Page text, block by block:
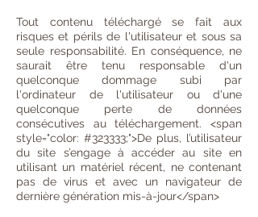
Tout contenu téléchargé se fait aux
risques et périls de l'utilisateur et sous sa
seule responsabilité. En conséquence, ne
saurait être tenu responsable d'un
quelconque dommage subi par
l'ordinateur de l'utilisateur ou d'une
quelconque perte de données
consécutives au téléchargement. <span
style="color: #323333;">De plus, l’utilisateur
du site s’engage à accéder au site en
utilisant un matériel récent, ne contenant
pas de virus et avec un navigateur de
dernière génération mis-à-jour</span>